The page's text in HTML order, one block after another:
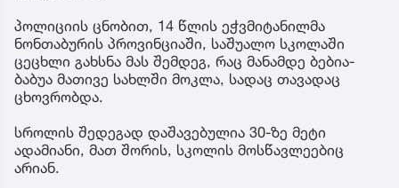
პოლიციის ცნობით, 14 წლის ეჭვმიტანილმა
ნონთაბურის პროვინციაში, საშუალო სკოლაში
ცეცხლი გახსნა მას შემდეგ, რაც მანამდე ბებია-
ბაბუა მათივე სახლში მოკლა, სადაც თავადაც
ცხოვრობდა.
სროლის შედეგად დაშავებულია 30-ზე მეტი
ადამიანი, მათ შორის, სკოლის მოსწავლეებიც
არიან.